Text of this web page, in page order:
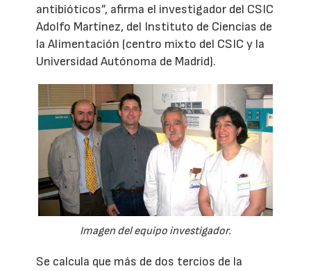
antibióticos”, afirma el investigador del CSIC
Adolfo Martínez, del Instituto de Ciencias de
la Alimentación (centro mixto del CSIC y la
Universidad Autónoma de Madrid).
Imagen del equipo investigador.
Se calcula que más de dos tercios de la